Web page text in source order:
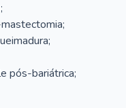
pós-bariátrica;